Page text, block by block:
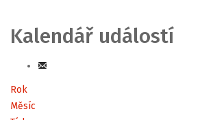
Kalendář událostí
Rok
Měsíc